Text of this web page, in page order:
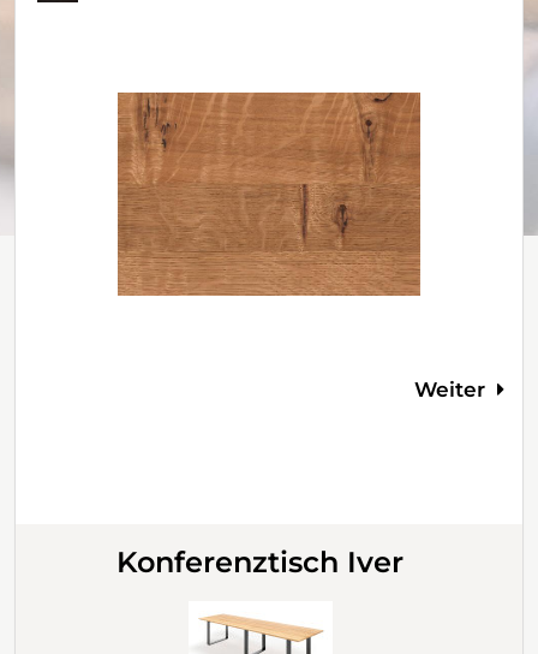
Weiter
Konferenztisch Iver